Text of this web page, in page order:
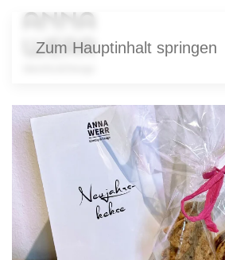
Zum Hauptinhalt springen